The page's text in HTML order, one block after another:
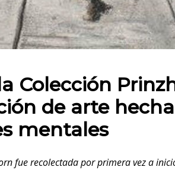
Colección
de arte
mentales
fue recolectada por primera vez a